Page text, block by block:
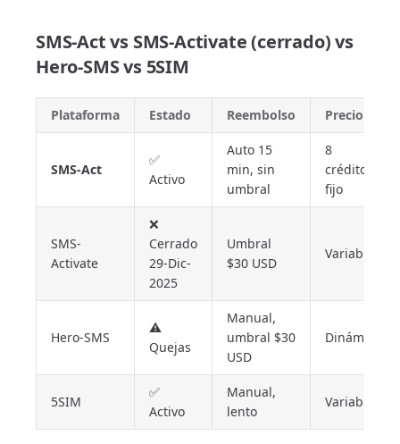
SMS-Act vs SMS-Activate (cerrado) vs
Hero-SMS vs 5SIM
Plataforma Estado Reembolso Precio
SMS-Act
✅
Activo
Auto 15
min, sin
umbral
8
créditos
fijo
SMS-
Activate
❌
Cerrado
29-Dic-
2025
Umbral
$30 USD
Variable
Hero-SMS
⚠️
Quejas
Manual,
umbral $30
USD
Dinámico
5SIM
✅
Activo
Manual,
lento
Variable